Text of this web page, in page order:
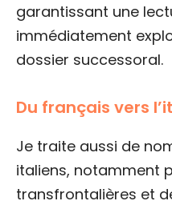
garantissant une
immédiatement
dossier successoral.
Du français vers
Je traite aussi de
italiens, notamment
transfrontalières et